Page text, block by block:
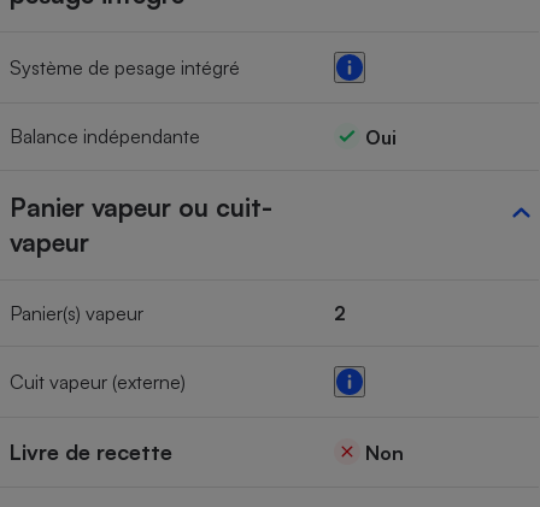
Système de pesage intégré
Balance indépendante Oui
Panier vapeur ou cuit-
vapeur
Panier(s) vapeur 2
Cuit vapeur (externe)
Livre de recette Non